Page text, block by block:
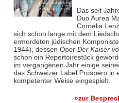
Das seit
Duo Aurea
Cornelia
sich schon lange mit dem
ermordeten jüdischen
1944), dessen Oper Der Kaiser
schon ein Repertoirestück
im vergangenen Jahr einige
das Schweizer Label Prospero in
kompetenter Weise eingespielt.
»zur